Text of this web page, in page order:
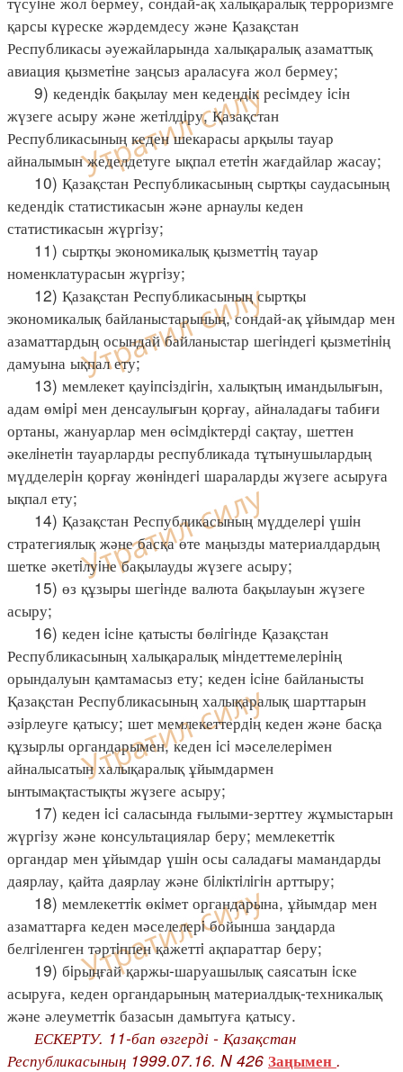
қарсы күреске жәрдемдесу және Қазақстан
Республикасы әуежайларында халықаралық азаматтық
авиация қызметiне заңсыз араласуға жол бермеу;
9) кедендiк бақылау мен кедендiк ресiмдеу iсiн
жүзеге асыру және жетiлдiру, Қазақстан
Республикасының кеден шекарасы арқылы тауар
айналымын жеделдетуге ықпал ететiн жағдайлар жасау;
10) Қазақстан Республикасының сыртқы саудасының
кедендiк статистикасын және арнаулы кеден
статистикасын жүргiзу;
11) сыртқы экономикалық қызметтiң тауар
номенклатурасын жүргiзу;
12) Қазақстан Республикасының сыртқы
экономикалық байланыстарының, сондай-ақ ұйымдар мен
азаматтардың осындай байланыстар шегiндегi қызметiнiң
дамуына ықпал ету;
13) мемлекет қауiпсiздiгiн, халықтың имандылығын,
адам өмiрi мен денсаулығын қорғау, айналадағы табиғи
ортаны, жануарлар мен өсiмдiктердi сақтау, шеттен
әкелiнетiн тауарларды республикада тұтынушылардың
мүдделерiн қорғау жөнiндегi шараларды жүзеге асыруға
ықпал ету;
14) Қазақстан Республикасының мүдделерi үшiн
стратегиялық және басқа өте маңызды материалдардың
шетке әкетiлуiне бақылауды жүзеге асыру;
15) өз құзыры шегiнде валюта бақылауын жүзеге
асыру;
16) кеден iсiне қатысты бөлiгiнде Қазақстан
Республикасының халықаралық мiндеттемелерiнiң
орындалуын қамтамасыз ету; кеден iсiне байланысты
Қазақстан Республикасының халықаралық шарттарын
әзiрлеуге қатысу; шет мемлекеттердiң кеден және басқа
құзырлы органдарымен, кеден iсi мәселелерiмен
айналысатын халықаралық ұйымдармен
ынтымақтастықты жүзеге асыру;
17) кеден iсi саласында ғылыми-зерттеу жұмыстарын
жүргiзу және консультациялар беру; мемлекеттiк
органдар мен ұйымдар үшiн осы саладағы мамандарды
даярлау, қайта даярлау және бiлiктiлiгiн арттыру;
18) мемлекеттiк өкiмет органдарына, ұйымдар мен
азаматтарға кеден мәселелерi бойынша заңдарда
белгiленген тәртiппен қажеттi ақпараттар беру;
19) бiрыңғай қаржы-шаруашылық саясатын iске
асыруға, кеден органдарының материалдық-техникалық
және әлеуметтiк базасын дамытуға қатысу.
ЕСКЕРТУ. 11-бап өзгерді - Қазақстан
Республикасының 1999.07.16. N 426 Заңымен .